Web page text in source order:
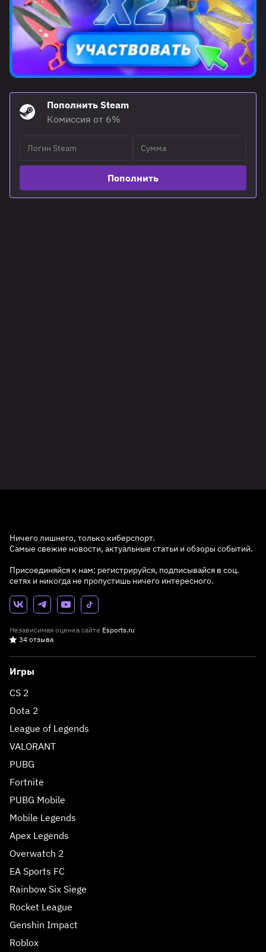
Пополнить Steam
Комиссия от 6%
Пополнить
Ничего лишнего, только киберспорт.
Самые свежие новости, актуальные статьи и обзоры событий.
Присоединяйся к нам: регистрируйся, подписывайся в соц.
сетях и никогда не пропустишь ничего интересного.
Независимая оценка сайта Esports.ru
34 отзыва
Игры
CS 2
Dota 2
League of Legends
VALORANT
PUBG
Fortnite
PUBG Mobile
Mobile Legends
Apex Legends
Overwatch 2
EA Sports FC
Rainbow Six Siege
Rocket League
Genshin Impact
Roblox